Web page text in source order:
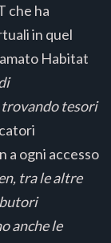
che ha
in quel
Habitat
trovando tesori
a ogni accesso
tra le altre
anche le